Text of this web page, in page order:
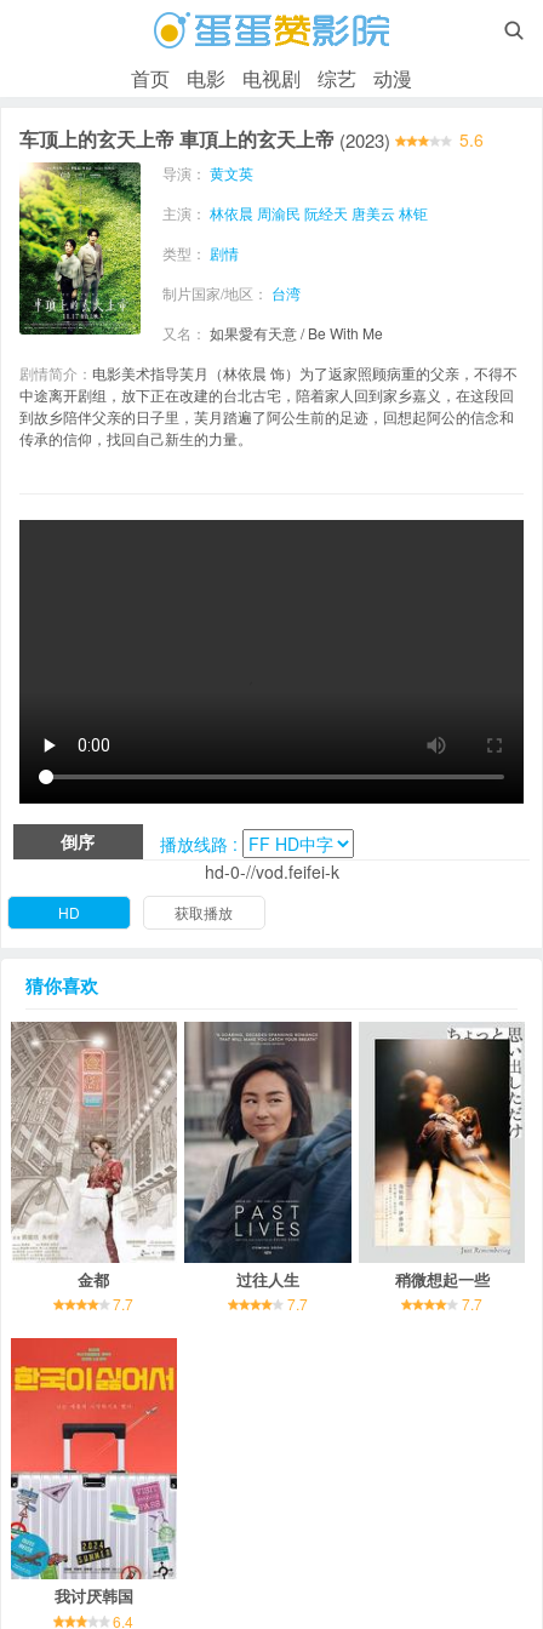

首页 电影 电视剧 综艺 动漫
车顶上的玄天上帝 車頂上的玄天上帝 (2023) 5.6
导演： 黄文英
主演： 林依晨 周渝民 阮经天 唐美云林钜
类型： 剧情
制片国家/地区： 台湾
又名： 如果愛有天意 / Be With Me
剧情简介： 电影美术指导芙月（林依晨 饰）为了返家照顾病重的父亲，不得不
中途离开剧组，放下正在改建的台北古宅，陪着家人回到家乡嘉义，在这段回
到故乡陪伴父亲的日子里，芙月踏遍了阿公生前的足迹，回想起阿公的信念和
传承的信仰，找回自己新生的力量。
倒序
播放线路 :
hd-0-//vod.feifei-k
HD 获取播放
猜你喜欢
金都
7.7
过往人生
7.7
稍微想起一些
7.7
我讨厌韩国
6.4